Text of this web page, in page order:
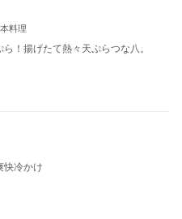
料理
！揚げたて熱々天ぷらつな八。
快冷かけ